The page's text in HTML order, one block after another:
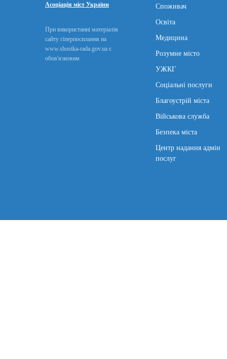
Асоціація міст України
При використанні матеріалів
сайту гіперпосилання на
www.shostka-rada.gov.ua є
обов'язковим
Споживач
Освіта
Медицина
Розумне місто
УЖКГ
Соціальні послуги
Благоустрій міста
Військова служба
Безпека міста
Центр надання адмін
послуг